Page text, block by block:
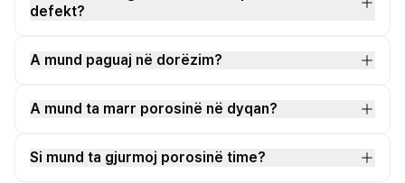
defekt?
A mund paguaj në dorëzim?
A mund ta marr porosinë në dyqan?
Si mund ta gjurmoj porosinë time?